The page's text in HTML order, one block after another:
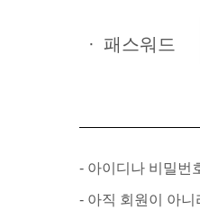
· 패스워드
- 아이디나 비밀번
- 아직 회원이 아